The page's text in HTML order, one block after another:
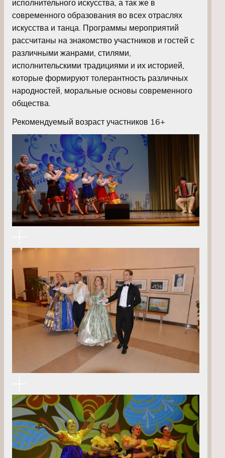
исполнительного искусства, а так же в
современного образования во всех отраслях
искусства и танца. Программы мероприятий
рассчитаны на знакомство участников и гостей с
различными жанрами, стилями,
исполнительскими традициями и их историей,
которые формируют толерантность различных
народностей, моральные основы современного
общества.
Рекомендуемый возраст участников 16+